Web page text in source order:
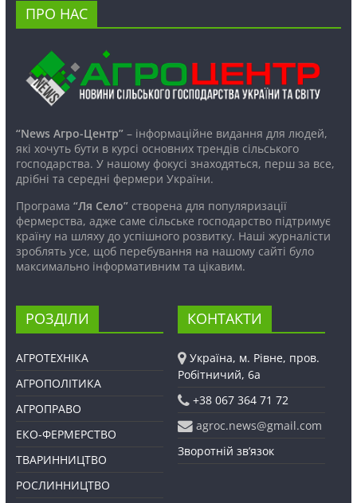
ПРО НАС
“News Агро-Центр”– інформаційне видання для людей,
які хочуть бути в курсі основних трендів сільського
господарства. У нашому фокусі знаходяться, перш за все,
дрібні та середні фермери України.
Програма “Ля Село”створена для популяризації
фермерства, адже саме сільське господарство підтримує
країну на шляху до успішного розвитку. Наші журналісти
зроблять усе, щоб перебування на нашому сайті було
максимально інформативним та цікавим.
РОЗДІЛИ
АГРОТЕХНІКА
АГРОПОЛІТИКА
АГРОПРАВО
ЕКО-ФЕРМЕРСТВО
ТВАРИННИЦТВО
РОСЛИННИЦТВО
КОНТАКТИ
Україна, м. Рівне, пров.
Робітничий, 6а
+38 067 364 71 72
agroc.news@gmail.com
Зворотній зв’язок